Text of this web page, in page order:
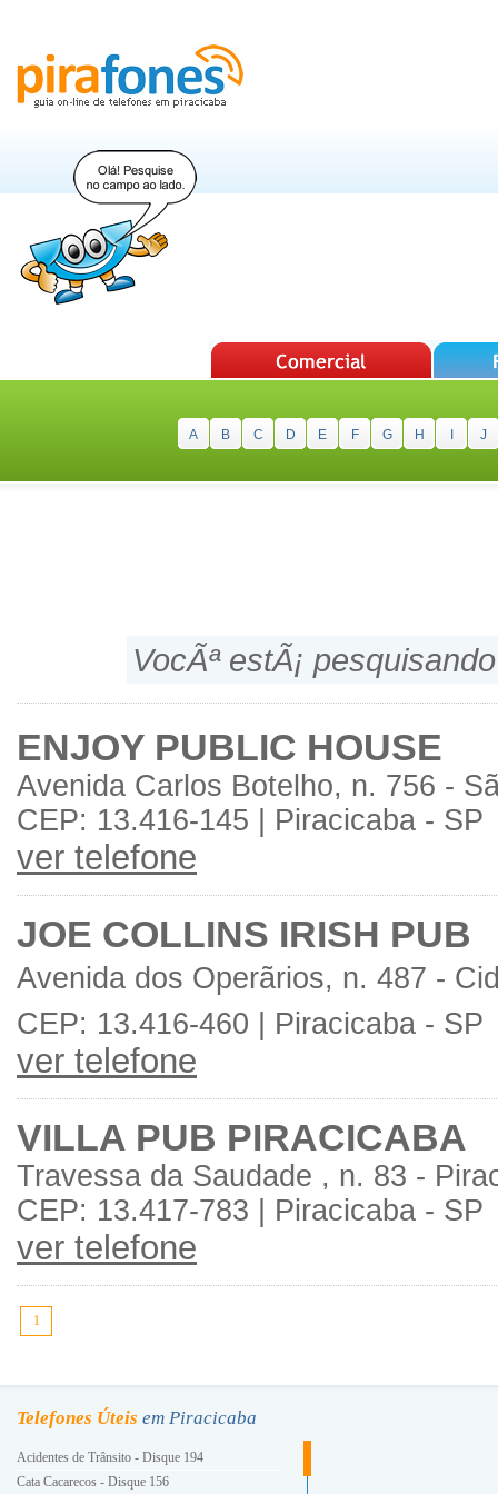
A B C D E F G H J
VocÃª estÃ¡
ENJOY PUBLIC HOUSE
Avenida Carlos Botelho, n. 756 -
CEP: 13.416-145 | Piracicaba - SP
ver telefone
JOE COLLINS IRISH PUB
Avenida dos Operãrios, n. 487 -
CEP: 13.416-460 | Piracicaba - SP
ver telefone
VILLA PUB PIRACICABA
Travessa da Saudade , n. 83 -
CEP: 13.417-783 | Piracicaba - SP
ver telefone
1
Telefones Úteis em Piracicaba
Acidentes de Trânsito - Disque 194
Cata Cacarecos - Disque 156